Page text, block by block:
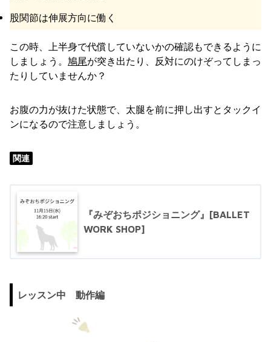
股関節は伸展方向に働く
この時、上半身で代償していないかの確認もできるように
しましょう。 鳩尾が突き出たり、反対にのけぞってしまっ
たりしていませんか？
お腹の力が抜けた状態で、太腿を前に押し出すとタックイ
ンになるので注意しましょう。
関連
『みぞおちポジショニング』[BALLET
WORK SHOP]
レッスン中 動作編